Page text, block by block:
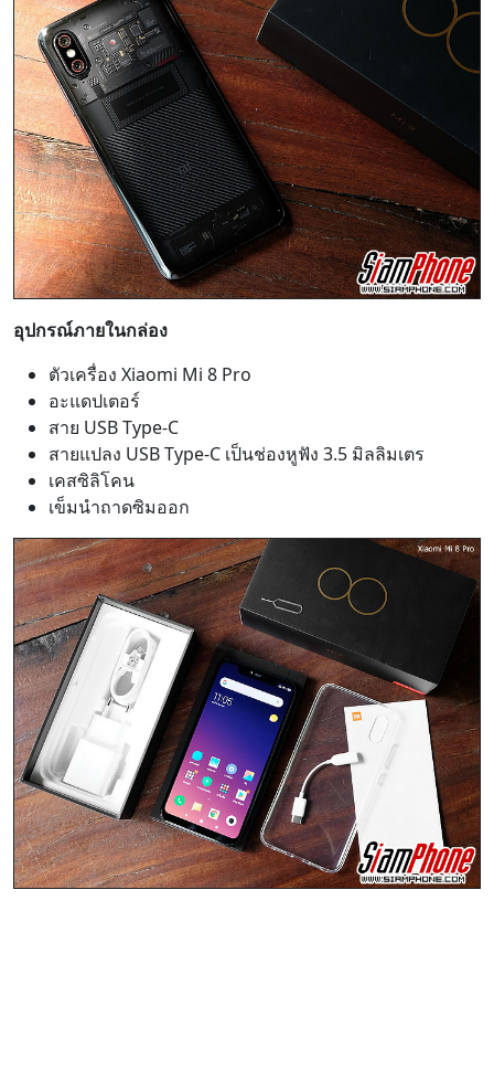
อุปกรณ์ภายในกล่อง
ตัวเครื่อง Xiaomi Mi 8 Pro
อะแดปเตอร์
สาย USB Type-C
สายแปลง USB Type-C เป็นช่องหูฟัง 3.5 มิลลิมเตร
เคสซิลิโคน
เข็มนำถาดซิมออก